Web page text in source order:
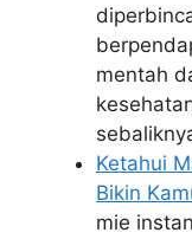
mentah
Ketahui
Bikin
mie